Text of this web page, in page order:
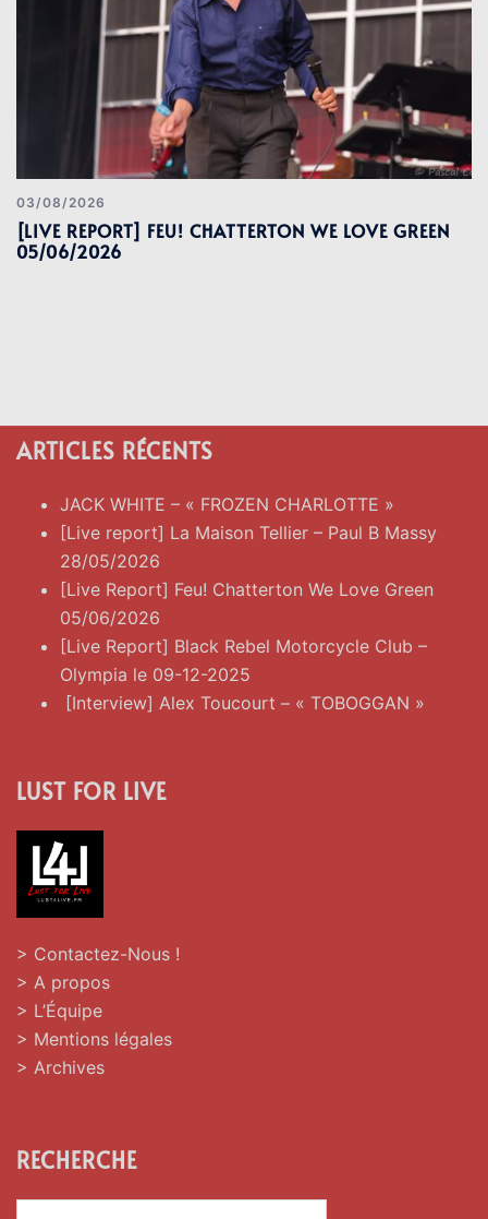
03/08/2026
[LIVE REPORT] FEU! CHATTERTON WE LOVE GREEN
05/06/2026
ARTICLES RÉCENTS
JACK WHITE – « FROZEN CHARLOTTE »
[Live report] La Maison Tellier – Paul B Massy
28/05/2026
[Live Report] Feu! Chatterton We Love Green
05/06/2026
[Live Report] Black Rebel Motorcycle Club –
Olympia le 09-12-2025
[Interview] Alex Toucourt – « TOBOGGAN »
LUST FOR LIVE
> Contactez-Nous !
> A propos
> L’Équipe
> Mentions légales
> Archives
RECHERCHE